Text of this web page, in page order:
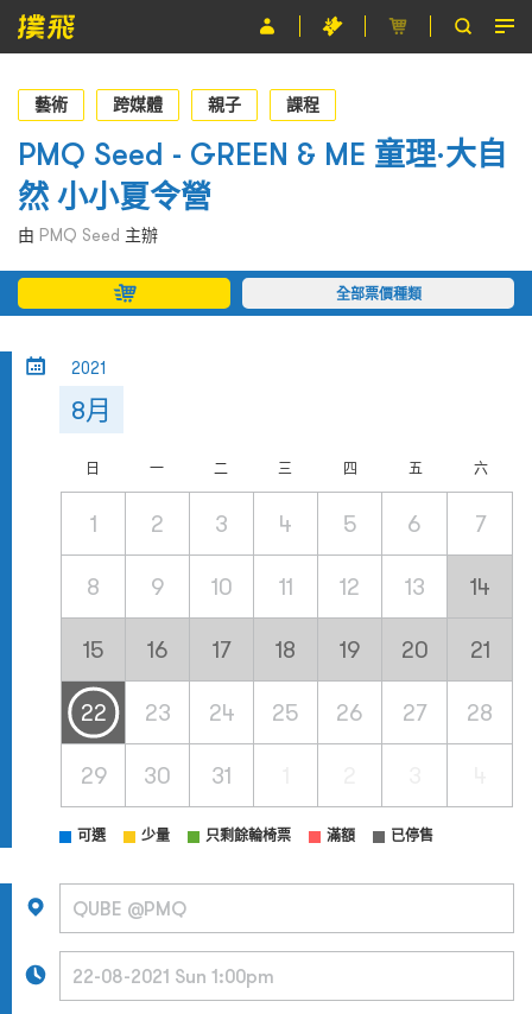
節目
主辦單位
關於撲飛
條款及細則
EN
藝術 跨媒體 親子 課程
PMQ Seed - GREEN & ME 童理·大自
然 小小夏令營
由 PMQ Seed 主辦
全部票價種類
2021
8月
日 一 二 三 四 五 六
1 2 3 4 5 6 7
8 9 10 11 12 13 14
15 16 17 18 19 20 21
22 23 24 25 26 27 28
29 30 31
可選 少量 只剩餘輪椅票 滿額 已停售